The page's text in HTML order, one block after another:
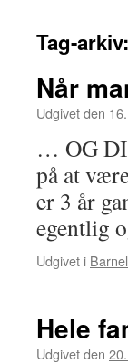
Tag-
Når
Udgivet den
… OG
på at
er 3 år
egentlig
Udgivet i
Hele
Udgivet den